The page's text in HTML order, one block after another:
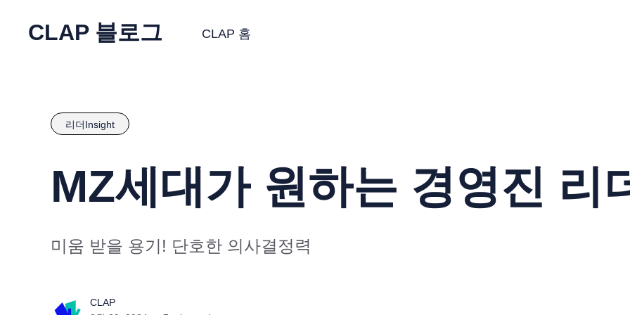
CLAP 블로그 CLAP 홈
리더Insight
MZ세대가 원하는 경영진 리
미움 받을 용기! 단호한 의사결정력
CLAP